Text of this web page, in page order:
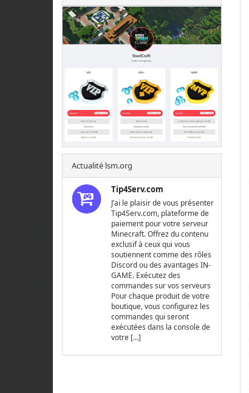
Actualité lsm.org
Tip4Serv.com
J’ai le plaisir de vous présenter
Tip4Serv.com, plateforme de
paiement pour votre serveur
Minecraft. Offrez du contenu
exclusif à ceux qui vous
soutiennent comme des rôles
Discord ou des avantages IN-
GAME. Exécutez des
commandes sur vos serveurs
Pour chaque produit de votre
boutique, vous configurez les
commandes qui seront
exécutées dans la console de
votre […]